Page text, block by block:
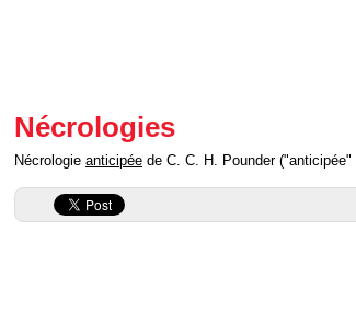
Nécrologies
Nécrologie anticipée de C. C. H. Pounder ("anticipée"